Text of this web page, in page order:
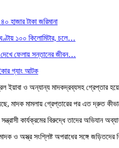
হাজার টাকা জরিমানা
ঘণ্টায় ১০০ কিলোমিটার, চলে…
দেখে ফেলায় সন্তানের জীবন…
গ্যাং আটক
ইয়াবা ও অন্যান্য মাদকদ্রব্যসহ গ্রেপ্তার
মাদক মামলায় গ্রেপ্তারের পর এত দ্রুত
কার্যক্রমের বিরুদ্ধে তাদের
ও অস্ত্র সংশ্লিষ্ট অপরাধের সঙ্গে জড়িতদের